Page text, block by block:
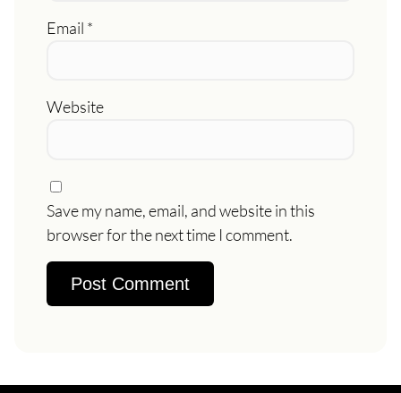
Email *
Website
Save my name, email, and website in this
browser for the next time I comment.